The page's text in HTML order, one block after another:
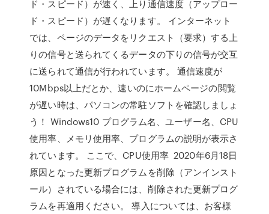
ド・スピード）が速く、上り通信速度（アップロー
ド・スピード）が遅くなります。 インターネット
では、ページのデータをリクエスト（要求）する上
りの信号と送られてくるデータの下りの信号が交互
に送られて通信が行われています。 通信速度が
10Mbps以上だとか、速いのにホームページの閲覧
が遅い時は、パソコンの常駐ソフトを確認しましょ
う！ Windows10 プログラム名、ユーザー名、CPU
使用率、メモリ使用率、プログラムの説明が表示さ
れています。 ここで、CPU使用率 2020年6月18日
原因となった更新プログラムを削除（アンインスト
ール）されている場合には、削除された更新プログ
ラムを再適用ください。 導入については、お客様